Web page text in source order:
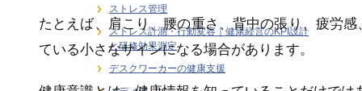
たとえば、肩こり、腰の重さ、背中の張り、疲労
ている小さなサインになる場合があります。
ストレス管理
ストレス計測・行動変容｜健康経営のKPI設計
と研修効果測定
デスクワーカーの健康支援